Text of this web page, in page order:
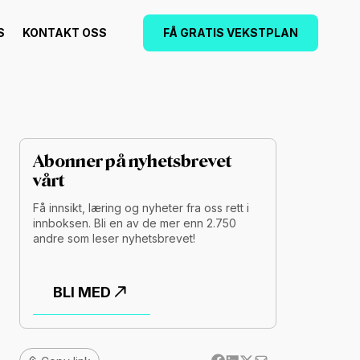
KONTAKT OSS FÅ GRATIS VEKSTPLAN
Abonner på nyhetsbrevet
vårt
Få innsikt, læring og nyheter fra oss rett i
innboksen. Bli en av de mer enn 2.750
andre som leser nyhetsbrevet!
BLI MED